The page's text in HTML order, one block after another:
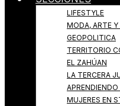
LIFESTYLE
MODA, ARTE
GEOPOLITICA
TERRITORIO
EL ZAHÚAN
LA TERCERA
MUJERES EN